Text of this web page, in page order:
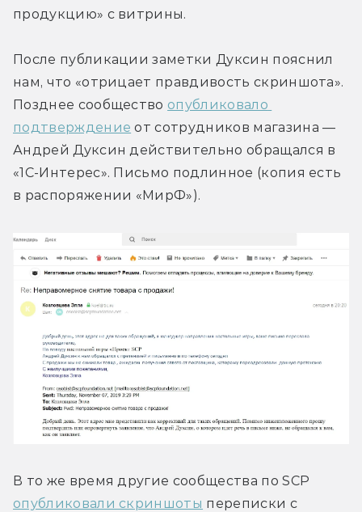
продукцию» с витрины.
После публикации заметки Дуксин пояснил
нам, что «отрицает правдивость скриншота».
Позднее сообщество опубликовало
подтверждение от сотрудников магазина —
Андрей Дуксин действительно обращался в
«1C-Интерес». Письмо подлинное (копия есть
в распоряжении «МирФ»).
опубликовали скриншоты переписки с